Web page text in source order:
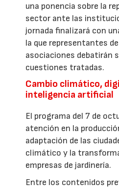
una ponencia sobre la
sector ante las
jornada finalizará con
la que representantes
asociaciones debatirán
cuestiones tratadas.
Cambio climático,
inteligencia artificial
El programa del 7 de
atención en la
adaptación de las
climático y la
empresas de jardinería.
Entre los contenidos